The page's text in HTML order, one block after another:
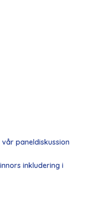
paneldiskussion
inkludering i